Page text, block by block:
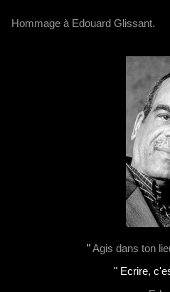
Hommage à Edouard Glissant.
"Agis dans ton
" Ecrire,